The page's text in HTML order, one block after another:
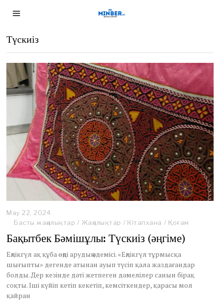
Түскиіз
May 22, 2024
a
2
,
2
0
2
Басты жаңалықтар / Жаңалықтар / Кітапхана / Қоғам
Бақытбек Бәмішұлы: Түскиіз (әңгіме)
Еңлікгүл ақ құба өңді арудың әдемісі. «Еңлікгүл тұрмысқа
шығыпты» дегенде атынан ауып түсіп қала жаздағандар
болды. Дер кезінде дәті жетпеген дәмелілер санын бірақ
соқты. Іші күйіп кетіп кекетіп, кемсіткендер, қарасы мол
қайран